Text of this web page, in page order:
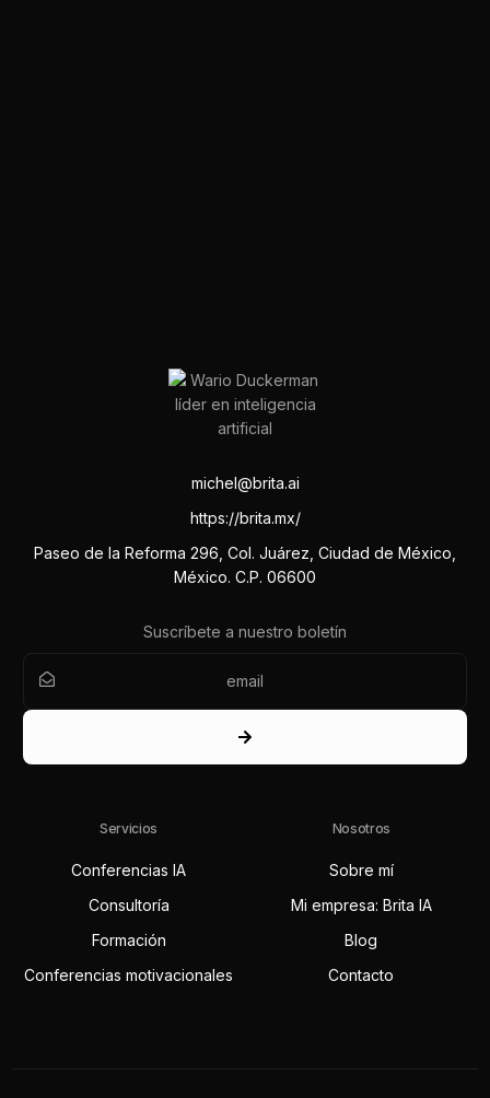
michel@brita.ai
https://brita.mx/
Paseo de la Reforma 296, Col. Juárez, Ciudad de México,
México. C.P. 06600
Suscríbete a nuestro boletín
Servicios
Conferencias IA
Consultoría
Formación
Conferencias motivacionales
Nosotros
Sobre mí
Mi empresa: Brita IA
Blog
Contacto